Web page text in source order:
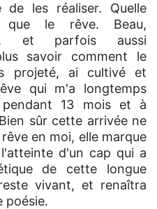
les réaliser. Quelle
que le rêve. Beau,
et parfois aussi
savoir comment le
projeté, ai cultivé et
qui m'a longtemps
13 mois et à
sûr cette arrivée ne
en moi, elle marque
d'un cap qui a
de cette longue
vivant, et renaîtra
poésie.